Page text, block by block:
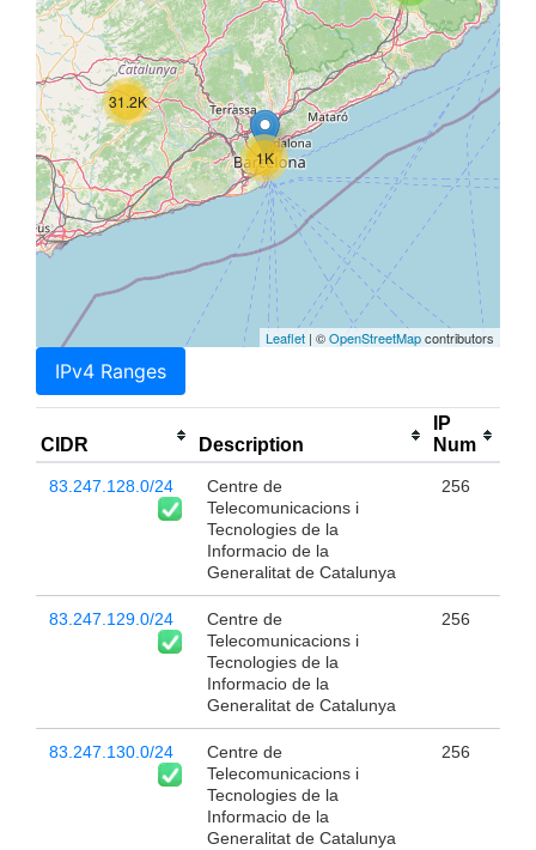
31.2K
1K
Leaflet | ©OpenStreetMapcontributors
IPv4 Ranges
CIDR Description
IP
Num
83.247.128.0/24
Centre de
Telecomunicacions i
Tecnologies de la
Informacio de la
Generalitat de Catalunya
256
83.247.129.0/24
Centre de
Telecomunicacions i
Tecnologies de la
Informacio de la
Generalitat de Catalunya
256
83.247.130.0/24
Centre de
Telecomunicacions i
Tecnologies de la
Informacio de la
Generalitat de Catalunya
256